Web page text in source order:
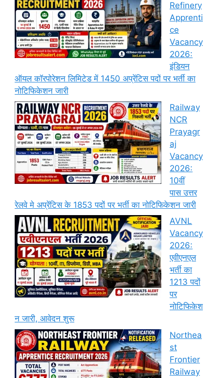
Refinery
Apprenti
ce
Vacancy
2026:
इंडियन
ऑयल कॉरपोरेशन लिमिटेड में 1450 अप्रेंटिस पदों पर भर्ती का
नोटिफिकेशन जारी
Railway
NCR
Prayagr
aj
Vacancy
2026:
10वीं
पास उत्तर
रेलवे मे अप्रेंटिस के 1853 पदों पर भर्ती का नोटिफिकेशन जारी
AVNL
Vacancy
2026:
एवीएनएल
भर्ती का
1213 पदों
पर
नोटिफिकेश
न जारी, आवेदन शुरू
Northea
st
Frontier
Railway